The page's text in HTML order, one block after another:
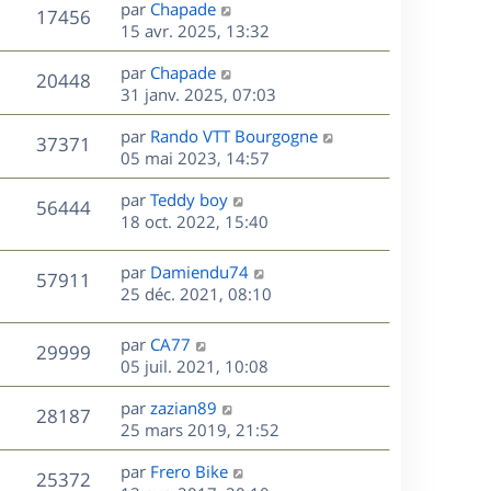
e
s
n
i
e
r
m
e
s
s
a
g
e
17456V
u
e
D
e
r
n
i
e
r
m
e
s
s
a
g
e
par Chapade
15 avr. 2025, 13:32
20448V
u
D
e
r
n
i
e
r
m
e
s
s
e
par Chapade
31 janv. 2025, 07:03
37371
u
D
e
r
n
i
e
r
m
s
a
e
par Rando VTT Bourgogne
05 mai 2023, 14:57
56444V
u
s
D
e
n
i
r
m
e
s
a
e
par Teddy boy
18 oct. 2022, 15:40
57911
u
e
D
e
i
e
r
m
e
s
par Damiendu74
25 déc. 2021, 08:10
29999V
u
s
D
e
r
n
i
e
r
par CA77
05 juil. 2021, 10:08
28187V
u
D
e
r
n
par zazian89
25 mars 2019, 21:52
25372V
D
par Frero Bike